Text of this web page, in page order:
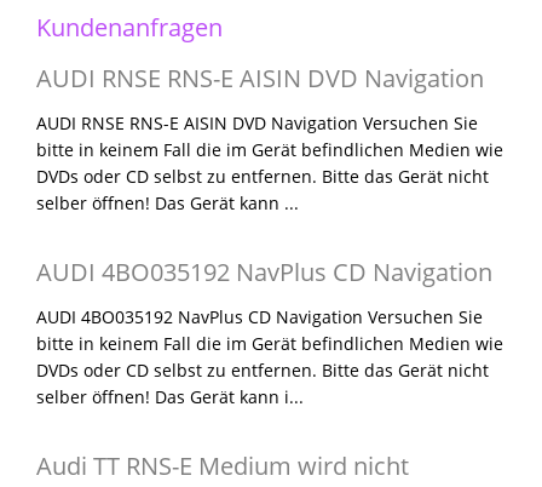
Kundenanfragen
AUDI RNSE RNS-E AISIN DVD Navigation
AUDI RNSE RNS-E AISIN DVD Navigation Versuchen Sie
bitte in keinem Fall die im Gerät befindlichen Medien wie
DVDs oder CD selbst zu entfernen. Bitte das Gerät nicht
selber öffnen! Das Gerät kann ...
AUDI 4BO035192 NavPlus CD Navigation
AUDI 4BO035192 NavPlus CD Navigation Versuchen Sie
bitte in keinem Fall die im Gerät befindlichen Medien wie
DVDs oder CD selbst zu entfernen. Bitte das Gerät nicht
selber öffnen! Das Gerät kann i...
Audi TT RNS-E Medium wird nicht